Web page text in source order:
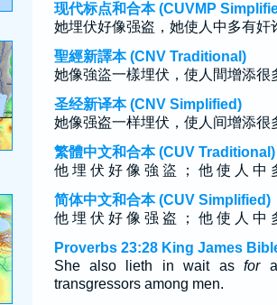
现代标点和合本 (CUVMP
她埋伏好像强盗，她使人中多有奸
聖經新譯本 (CNV Traditional)
她像強盜一樣埋伏，使人間增添很
圣经新译本 (CNV Simplified)
她像强盗一样埋伏，使人间增添很
繁體中文和合本 (CUV Traditional)
他 埋 伏 好 像 強 盜 ； 他 使 人 中
简体中文和合本 (CUV Simplified)
他 埋 伏 好 像 强 盗 ； 他 使 人 中
Proverbs 23:28 King James
She also lieth in wait asfora
transgressors among men.